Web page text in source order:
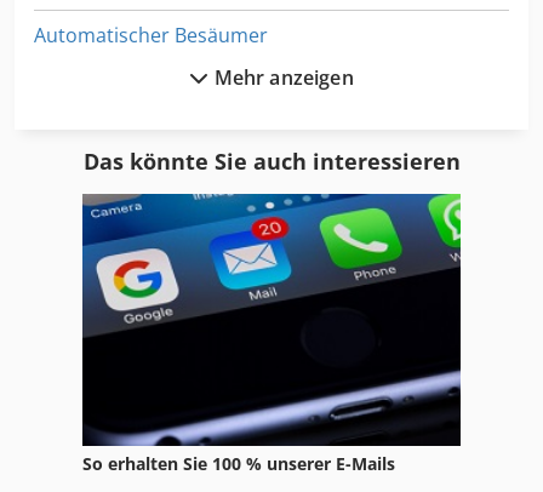
Automatischer Besäumer
Dampfreiniger
Estrich Pumpe
Gartenbau
Mehr anzeigen
Das könnte Sie auch interessieren
So erhalten Sie 100 % unserer E-Mails